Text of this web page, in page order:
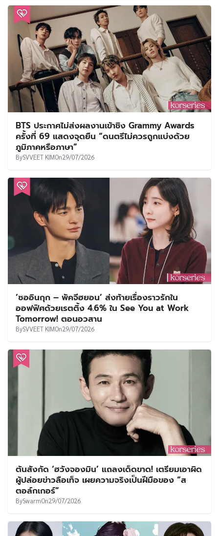
BTS ประกาศไม่ส่งผลงานเข้าชิง Grammy Awards
ครั้งที่ 69 แสดงจุดยืน “ดนตรีไม่ควรถูกแบ่งด้วย
ภูมิภาคหรือภาษา”
BySVVEET KIMOn29/07/2026
‘ซออินกุก – พัคจีฮยอน’ ส่งท้ายเรื่องราวรักใน
ออฟฟิศด้วยเรตติ้ง 4.6% ใน See You at Work
Tomorrow! ตอนอวสาน
BySVVEET KIMOn29/07/2026
ต้นสังกัด ‘ฮวังจองมิน’ แถลงเด็ดขาด! เตรียมเอาผิด
ผู้ปล่อยข่าวลือเท็จ เผยความจริงเป็นฝีมือของ “ส
ตอล์กเกอร์”
BySwarmOn29/07/2026